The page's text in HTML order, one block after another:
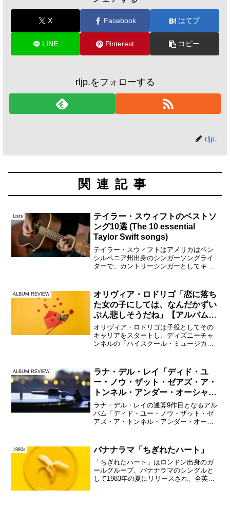
X Facebook はてブ
LINE Pinterest コピー
rljp.をフォローする
rljp.
関連記事
Lists
テイラー・スウィフトのベストソ
ング10選 (The 10 essential
Taylor Swift songs)
テイラー・スウィフトはアメリカはペン
シルベニア州出身のシンガーソングライ
ターで、カントリーシンガーとしてキャ
ポップミュージック界を代表する重要な
アーティストの1人となっ...
ALBUM REVIEW
オリヴィア・ロドリゴ「恋に落ち
た女の子にしては、なんだかずい
ぶん悲しそうだね」【アルバムレ
ヴュー】
オリヴィア・ロドリゴは子役としてその
キャリアをスタートし、ディズニーチャ
ンネルの「ハイスクール・ミュージカ
動を本格化したのだが、デビューシング
ル「ドライバーズ・ライセン...
ALBUM REVIEW
ラナ・デル・レイ「ディド・ユ
ー・ノウ・ザット・ゼアズ・ア・
トンネル・アンダー・オーシャ
ン・ブルーバード」【Album
Review】
ラナ・デル・レイの通算9作目となるアル
バム「ディド・ユー・ノウ・ザット・ゼ
アズ・ア・トンネル・アンダー・オーシ
アルバム「 ノーマン・ファッキング・ロ
ックウェル...
1980s バナナラマ「ちぎれたハート」
「ちぎれたハート」はロンドン出身のガ
ールグループ、バナナラマのシングルと
して1983年の夏にリリースされ、全英シ